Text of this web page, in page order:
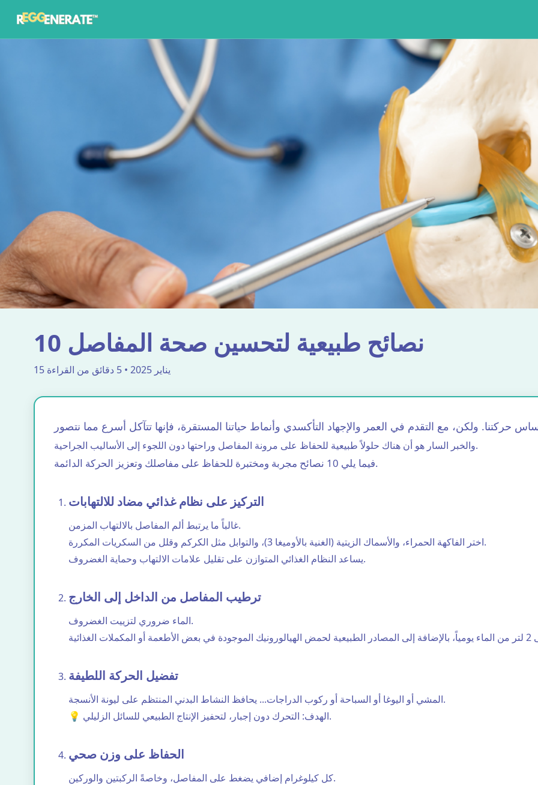
10 نصائح طبيعية لتحسين صحة المفاصل
15 يناير 2025 • 5 دقائق من القراءة
والخبر السار هو أن هناك حلولاً طبيعية للحفاظ على مرونة المفاصل وراحتها دون اللجوء إلى الأساليب الجراحية.
فيما يلي 10 نصائح مجربة ومختبرة للحفاظ على مفاصلك وتعزيز الحركة الدائمة.
التركيز على نظام غذائي مضاد للالتهابات
غالباً ما يرتبط ألم المفاصل بالالتهاب المزمن.
اختر الفاكهة الحمراء، والأسماك الزيتية (الغنية بالأوميغا 3)، والتوابل مثل الكركم وقلل من السكريات المكررة.
يساعد النظام الغذائي المتوازن على تقليل علامات الالتهاب وحماية الغضروف.
ترطيب المفاصل من الداخل إلى الخارج
الماء ضروري لتزييت الغضروف.
تفضيل الحركة اللطيفة
المشي أو اليوغا أو السباحة أو ركوب الدراجات... يحافظ النشاط البدني المنتظم على ليونة الأنسجة.
💡 الهدف: التحرك دون إجبار، لتحفيز الإنتاج الطبيعي للسائل الزليلي.
الحفاظ على وزن صحي
كل كيلوغرام إضافي يضغط على المفاصل، وخاصةً الركبتين والوركين.